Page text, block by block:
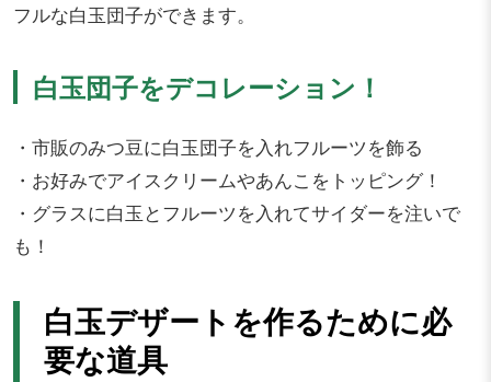
フルな白玉団子ができます。
白玉団子をデコレーション！
・市販のみつ豆に白玉団子を入れフルーツを飾る
・お好みでアイスクリームやあんこをトッピング！
・グラスに白玉とフルーツを入れてサイダーを注いで
も！
白玉デザートを作るために必
要な道具